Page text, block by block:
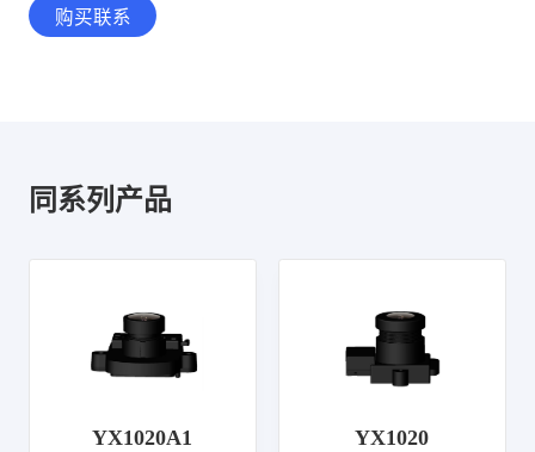
购买联系
同系列产品
YX1020A1 YX1020